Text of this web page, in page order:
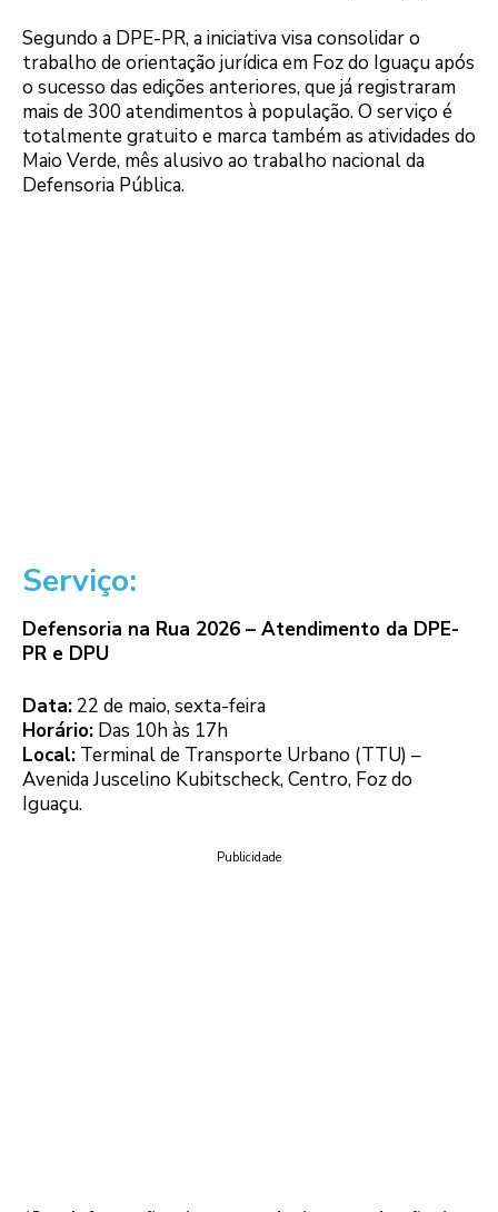
Segundo a DPE-PR, a iniciativa visa consolidar o
trabalho de orientação jurídica em Foz do Iguaçu após
o sucesso das edições anteriores, que já registraram
mais de 300 atendimentos à população. O serviço é
totalmente gratuito e marca também as atividades do
Maio Verde, mês alusivo ao trabalho nacional da
Defensoria Pública.
Serviço:
Defensoria na Rua 2026 – Atendimento da DPE-
PR e DPU
Data: 22 de maio, sexta-feira
Horário: Das 10h às 17h
Local: Terminal de Transporte Urbano (TTU) –
Avenida Juscelino Kubitscheck, Centro, Foz do
Iguaçu.
Publicidade